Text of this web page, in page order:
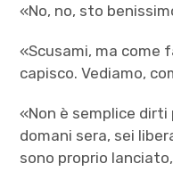
«No, no, sto
«Scusami, ma come
capisco. Vediamo,
«Non è semplice
domani sera, sei
sono proprio